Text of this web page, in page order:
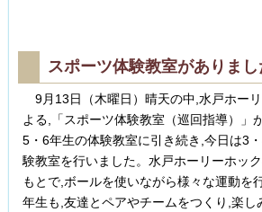
スポーツ体験教室がありまし
9月13日（木曜日）晴天の中,水戸ホー
よる,「スポーツ体験教室（巡回指導）」
5・6年生の体験教室に引き続き,今日は3
験教室を行いました。水戸ホーリーホッ
もとで,ボールを使いながら様々な運動を
年生も,友達とペアやチームをつくり,楽し